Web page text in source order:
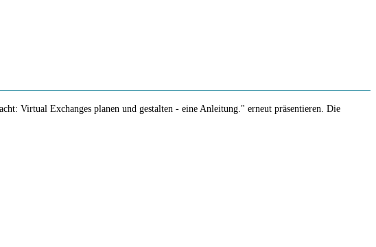
Virtual Exchanges planen und gestalten - eine Anleitung." erneut präsentieren. Die